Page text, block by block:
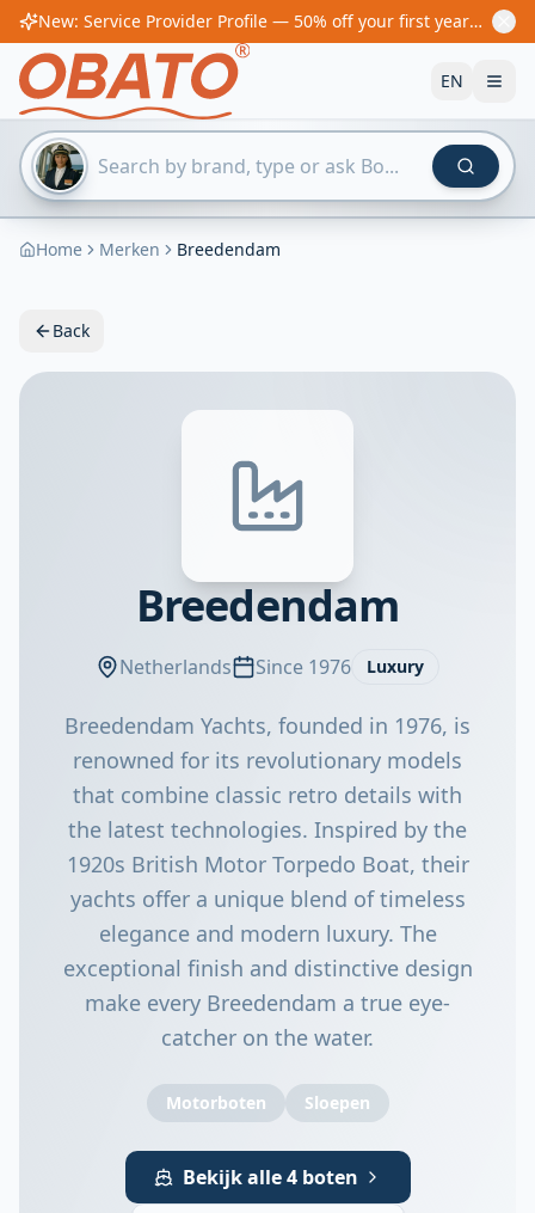
New: Service Provider Profile — 50% off your first year! From €60/year
EN
Home Merken Breedendam
Back
Breedendam
Netherlands Since 1976 Luxury
Breedendam Yachts, founded in 1976, is
renowned for its revolutionary models
that combine classic retro details with
the latest technologies. Inspired by the
1920s British Motor Torpedo Boat, their
yachts offer a unique blend of timeless
elegance and modern luxury. The
exceptional finish and distinctive design
make every Breedendam a true eye-
catcher on the water.
Motorboten Sloepen
Bekijk alle 4 boten